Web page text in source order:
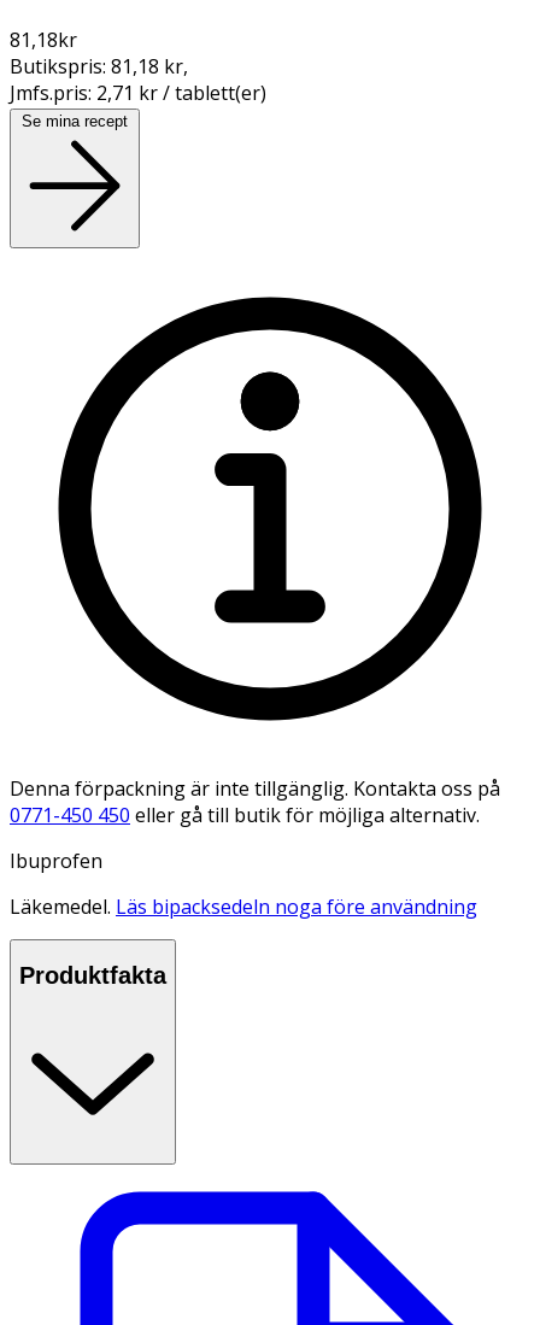
81,18kr
Butikspris: 81,18 kr,
Jmfs.pris: 2,71 kr / tablett(er)
Se mina recept
Denna förpackning är inte tillgänglig. Kontakta oss på
0771-450 450 eller gå till butik för möjliga alternativ.
Ibuprofen
Läkemedel. Läs bipacksedeln noga före användning
Produktfakta